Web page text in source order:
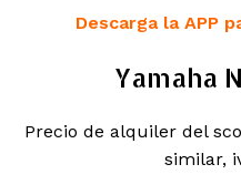
Descarga la APP
Yamaha
Precio de alquiler del
similar,